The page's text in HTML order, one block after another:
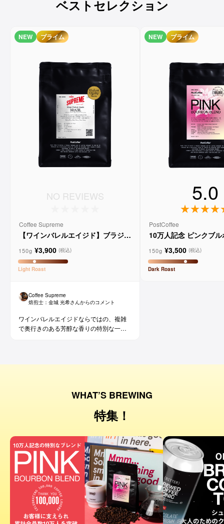
ベストセレクション
NEW プライム
NO REVIEWS
Coffee Supreme
【ワインバレルエイジド】ブラジル
ョ
150g ¥3,900 (税込)
Light Roast
Coffee Supreme
焙煎士： 金城 光希さんからのコメント
ワインバレルエイジドならではの、複雑
で奥行きのある芳醇な香りの特別な一杯
NEW プライム
5.0
PostCoffee
10万人記念 ピンクブ
150g ¥3,500 (税込)
Dark Roast
WHAT’S BREWING
特集！